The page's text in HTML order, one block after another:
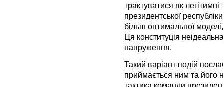
трактуватися як
президентської
більш оптимальної
Ця конституція
напруження.
Такий варіант подій
приймається ним та
тактика команди